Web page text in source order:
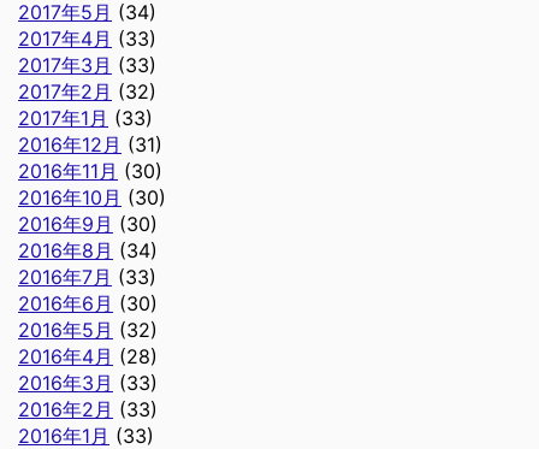
2017年5月 (34)
2017年4月 (33)
2017年3月 (33)
2017年2月 (32)
2017年1月 (33)
2016年12月 (31)
2016年11月 (30)
2016年10月 (30)
2016年9月 (30)
2016年8月 (34)
2016年7月 (33)
2016年6月 (30)
2016年5月 (32)
2016年4月 (28)
2016年3月 (33)
2016年2月 (33)
2016年1月 (33)